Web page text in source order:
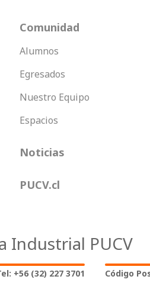
Comunidad
Alumnos
Egresados
Nuestro Equipo
Espacios
Noticias
PUCV.cl
Industrial PUCV
+56 (32) 227 3701 Código